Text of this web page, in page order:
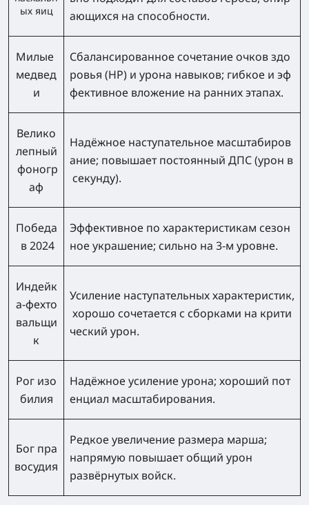
ых яиц
ающихся на способности.
Милые
медвед
и
Сбалансированное сочетание очков здо
ровья (HP) и урона навыков; гибкое и эф
фективное вложение на ранних этапах.
Велико
лепный
фоногр
аф
Надёжное наступательное масштабиров
ание; повышает постоянный ДПС (урон в
секунду).
Победа
в 2024
Эффективное по характеристикам сезон
ное украшение; сильно на 3‑м уровне.
Индейк
а‑фехто
вальщи
к
Усиление наступательных характеристик,
хорошо сочетается с сборками на крити
ческий урон.
Рог изо
билия
Надёжное усиление урона; хороший пот
енциал масштабирования.
Бог пра
восудия
Редкое увеличение размера марша;
напрямую повышает общий урон
развёрнутых войск.